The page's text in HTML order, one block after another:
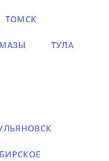
ТОМСК
ТУЛА